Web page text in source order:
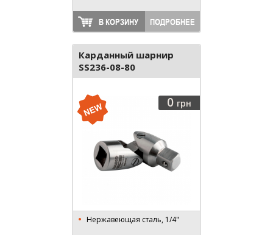
В КОРЗИНУ ПОДРОБНЕЕ
Карданный шарнир
SS236-08-80
0 грн
Нержавеющая сталь, 1/4"